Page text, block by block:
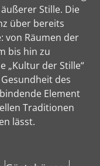
Stille. Die
über bereits
von Räumen der
bis hin zu
„Kultur der Stille“
des
Element
Traditionen
lässt.